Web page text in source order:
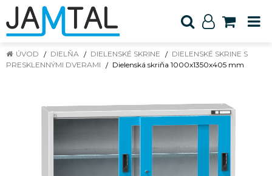
ÚVOD DIELŇA DIELENSKÉ SKRINE
DIELENSKÉ SKRINE S
PRESKLENNÝMI DVERAMI
Dielenská skriňa 1000x1350x405 mm